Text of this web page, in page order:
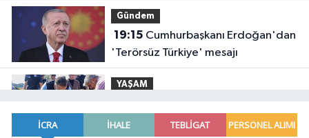
Gündem
19:15
'Terörsüz Türkiye' mesajı
YAŞAM
coğrafi işaretli Kamber Biberi hasadı